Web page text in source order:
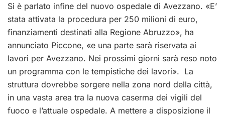
Si è parlato infine del nuovo ospedale di Avezzano. «E’
stata attivata la procedura per 250 milioni di euro,
finanziamenti destinati alla Regione Abruzzo», ha
annunciato Piccone, «e una parte sarà riservata ai
lavori per Avezzano. Nei prossimi giorni sarà reso noto
un programma con le tempistiche dei lavori». La
struttura dovrebbe sorgere nella zona nord della città,
in una vasta area tra la nuova caserma dei vigili del
fuoco e l’attuale ospedale. A mettere a disposizione il